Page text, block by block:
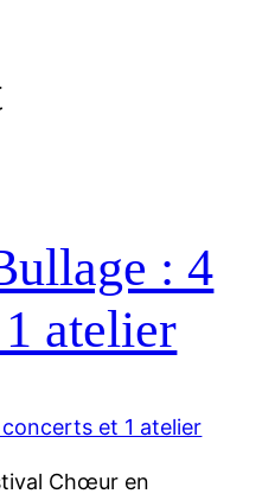
: 4
atelier
Chœur en